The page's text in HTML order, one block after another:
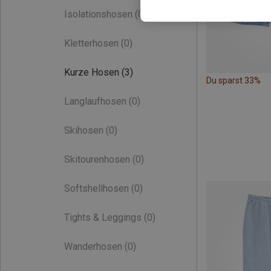
Isolationshosen (0)
Kletterhosen (0)
Kurze Hosen (3)
Langlaufhosen (0)
Skihosen (0)
Skitourenhosen (0)
Softshellhosen (0)
Tights & Leggings (0)
Wanderhosen (0)
Du sparst 33%